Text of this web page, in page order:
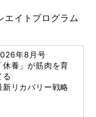
イトプログラム
年8月号
休養」が筋肉を育
る
新リカバリー戦略